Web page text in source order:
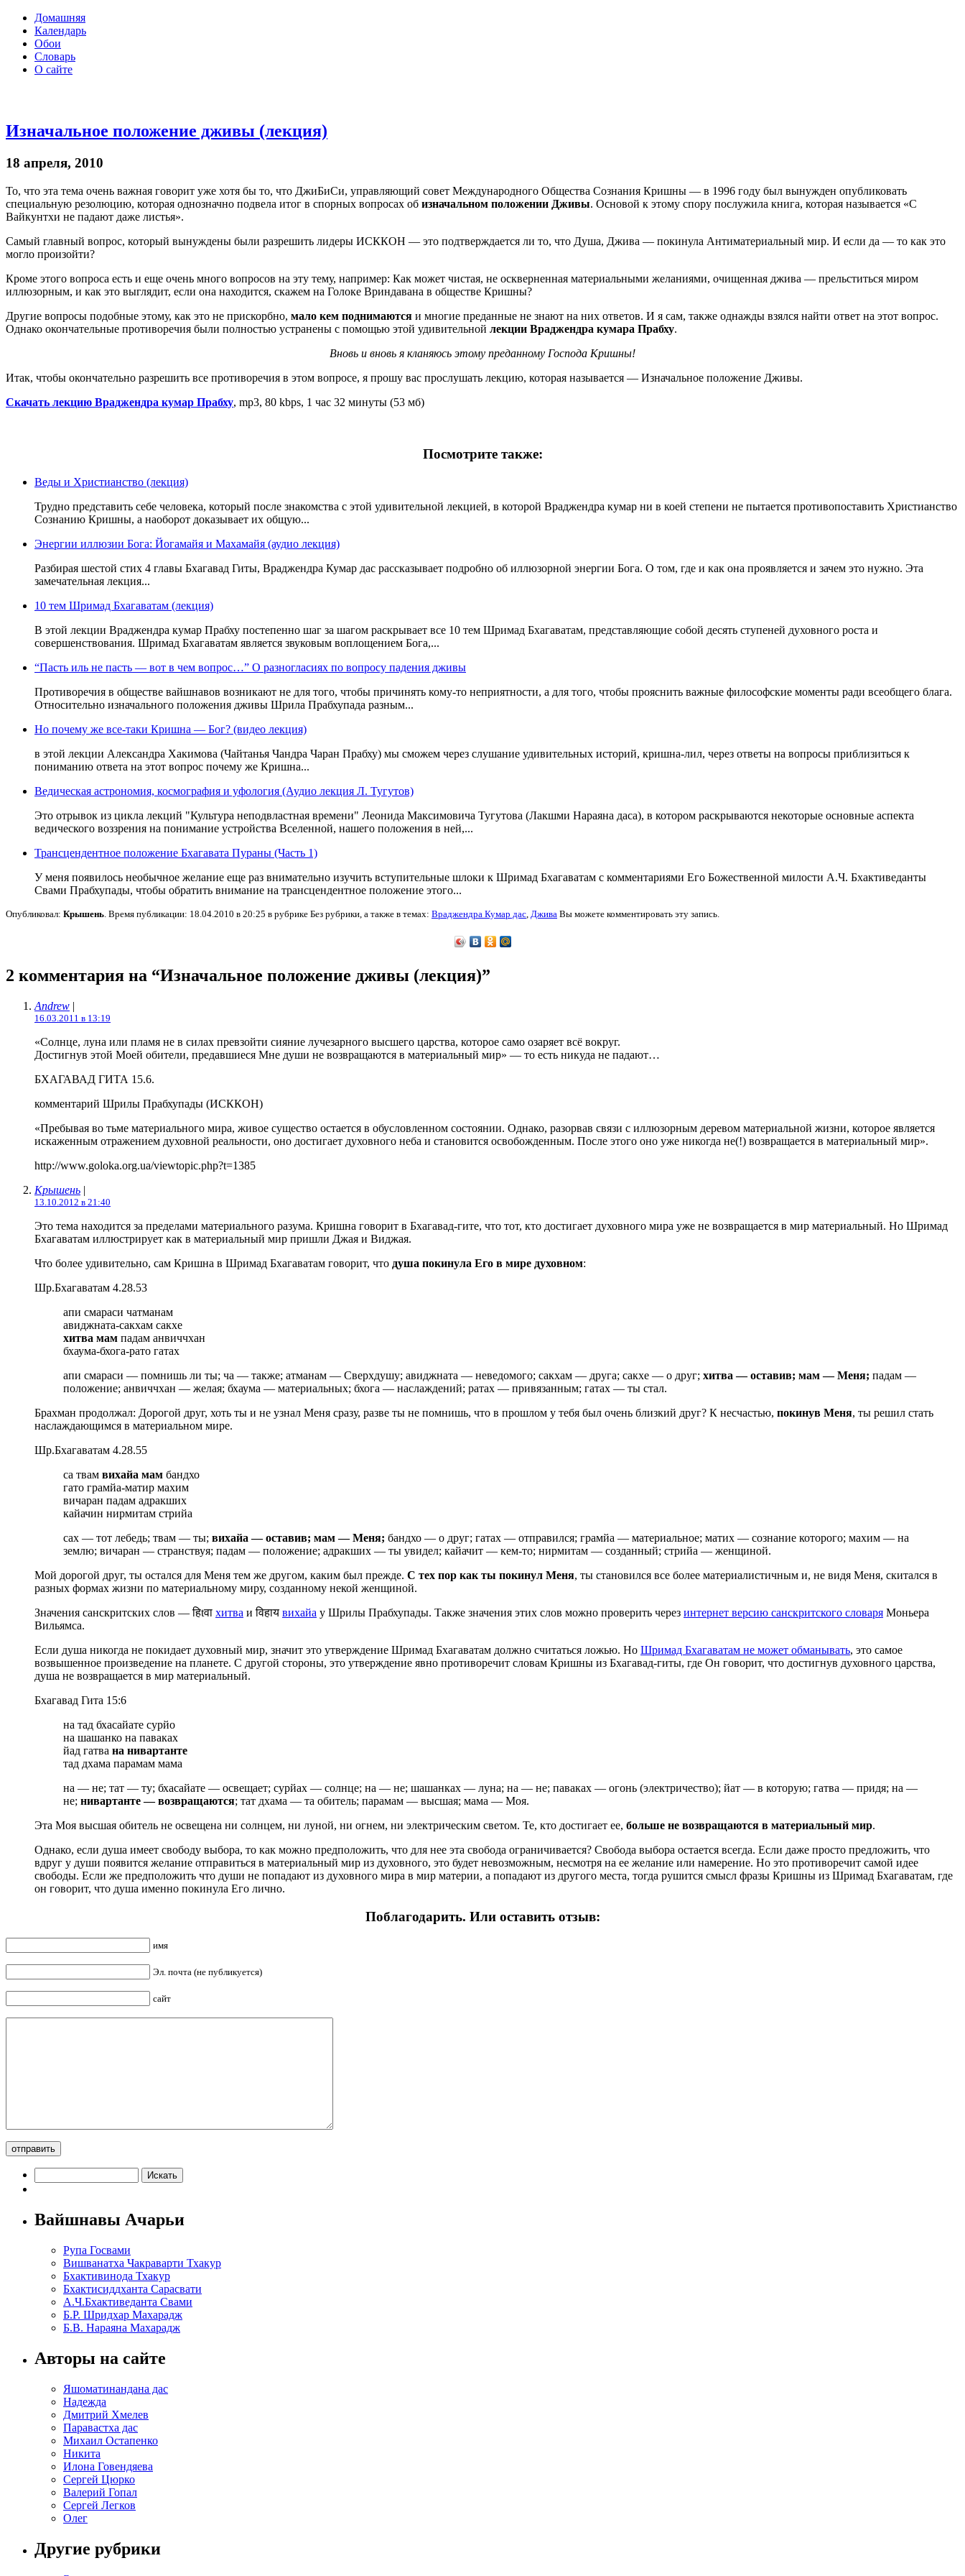
Домашняя
Календарь
Обои
Словарь
О сайте
Изначальное положение дживы (лекция)
18 апреля, 2010
То, что эта тема очень важная говорит уже хотя бы то, что ДжиБиСи, управляющий совет Международного Общества Сознания Кришны — в 1996 году был вынужден опубликовать
специальную резолюцию, которая однозначно подвела итог в спорных вопросах об изначальном положении Дживы. Основой к этому спору послужила книга, которая называется «С
Вайкунтхи не падают даже листья».
Самый главный вопрос, который вынуждены были разрешить лидеры ИСККОН — это подтверждается ли то, что Душа, Джива — покинула Антиматериальный мир. И если да — то как это
могло произойти?
Кроме этого вопроса есть и еще очень много вопросов на эту тему, например: Как может чистая, не оскверненная материальными желаниями, очищенная джива — прельститься миром
иллюзорным, и как это выглядит, если она находится, скажем на Голоке Вриндавана в обществе Кришны?
Другие вопросы подобные этому, как это не прискорбно, мало кем поднимаются и многие преданные не знают на них ответов. И я сам, также однажды взялся найти ответ на этот вопрос.
Однако окончательные противоречия были полностью устранены с помощью этой удивительной лекции Враджендра кумара Прабху.
Вновь и вновь я кланяюсь этому преданному Господа Кришны!
Итак, чтобы окончательно разрешить все противоречия в этом вопросе, я прошу вас прослушать лекцию, которая называется — Изначальное положение Дживы.
Скачать лекцию Враджендра кумар Прабху, mp3, 80 kbps, 1 час 32 минуты (53 мб)
Посмотрите также:
Веды и Христианство (лекция)
Трудно представить себе человека, который после знакомства с этой удивительной лекцией, в которой Враджендра кумар ни в коей степени не пытается противопоставить Христианство
Сознанию Кришны, а наоборот доказывает их общую...
Энергии иллюзии Бога: Йогамайя и Махамайя (аудио лекция)
Разбирая шестой стих 4 главы Бхагавад Гиты, Враджендра Кумар дас рассказывает подробно об иллюзорной энергии Бога. О том, где и как она проявляется и зачем это нужно. Эта
замечательная лекция...
10 тем Шримад Бхагаватам (лекция)
В этой лекции Враджендра кумар Прабху постепенно шаг за шагом раскрывает все 10 тем Шримад Бхагаватам, представляющие собой десять ступеней духовного роста и
совершенствования. Шримад Бхагаватам является звуковым воплощением Бога,...
“Пасть иль не пасть — вот в чем вопрос…” О разногласиях по вопросу падения дживы
Противоречия в обществе вайшнавов возникают не для того, чтобы причинять кому-то неприятности, а для того, чтобы прояснить важные философские моменты ради всеобщего блага.
Относительно изначального положения дживы Шрила Прабхупада разным...
Но почему же все-таки Кришна — Бог? (видео лекция)
в этой лекции Александра Хакимова (Чайтанья Чандра Чаран Прабху) мы сможем через слушание удивительных историй, кришна-лил, через ответы на вопросы приблизиться к
пониманию ответа на этот вопрос почему же Кришна...
Ведическая астрономия, космография и уфология (Аудио лекция Л. Тугутов)
Это отрывок из цикла лекций "Культура неподвластная времени" Леонида Максимовича Тугутова (Лакшми Нараяна даса), в котором раскрываются некоторые основные аспекта
ведического воззрения на понимание устройства Вселенной, нашего положения в ней,...
Трансцендентное положение Бхагавата Пураны (Часть 1)
У меня появилось необычное желание еще раз внимательно изучить вступительные шлоки к Шримад Бхагаватам с комментариями Его Божественной милости А.Ч. Бхактиведанты
Свами Прабхупады, чтобы обратить внимание на трансцендентное положение этого...
Опубликовал: Крышень . Время публикации: 18.04.2010 в 20:25 в рубрике Без рубрики, а также в темах: Враджендра Кумар дас Джива Вы можете комментировать эту запись.
2 комментария на “Изначальное положение дживы (лекция)”
Andrew |
16.03.2011 в 13:19
«Солнце, луна или пламя не в силах превзойти сияние лучезарного высшего царства, которое само озаряет всё вокруг.
Достигнув этой Моей обители, предавшиеся Мне души не возвращаются в материальный мир» — то есть никуда не падают…
БХАГАВАД ГИТА 15.6.
комментарий Шрилы Прабхупады (ИСККОН)
«Пребывая во тьме материального мира, живое существо остается в обусловленном состоянии. Однако, разорвав связи с иллюзорным деревом материальной жизни, которое является
искаженным отражением духовной реальности, оно достигает духовного неба и становится освобожденным. После этого оно уже никогда не(!) возвращается в материальный мир».
http://www.goloka.org.ua/viewtopic.php?t=1385
Крышень |
13.10.2012 в 21:40
Это тема находится за пределами материального разума. Кришна говорит в Бхагавад-гите, что тот, кто достигает духовного мира уже не возвращается в мир материальный. Но Шримад
Бхагаватам иллюстрирует как в материальный мир пришли Джая и Виджая.
Что более удивительно, сам Кришна в Шримад Бхагаватам говорит, что душа покинула Его в мире духовном:
Шр.Бхагаватам 4.28.53
апи смараси чатманам
авиджната-сакхам сакхе
хитва мам падам анвиччхан
бхаума-бхога-рато гатах
апи смараси — помнишь ли ты; ча — также; атманам — Сверхдушу; авиджната — неведомого; сакхам — друга; сакхе — о друг; хитва — оставив; мам — Меня; падам —
положение; анвиччхан — желая; бхаума — материальных; бхога — наслаждений; ратах — привязанным; гатах — ты стал.
Брахман продолжал: Дорогой друг, хоть ты и не узнал Меня сразу, разве ты не помнишь, что в прошлом у тебя был очень близкий друг? К несчастью, покинув Меня, ты решил стать
наслаждающимся в материальном мире.
Шр.Бхагаватам 4.28.55
са твам вихайа мам бандхо
гато грамйа-матир махим
вичаран падам адракших
кайачин нирмитам стрийа
сах — тот лебедь; твам — ты; вихайа — оставив; мам — Меня; бандхо — о друг; гатах — отправился; грамйа — материальное; матих — сознание которого; махим — на
землю; вичаран — странствуя; падам — положение; адракших — ты увидел; кайачит — кем-то; нирмитам — созданный; стрийа — женщиной.
Мой дорогой друг, ты остался для Меня тем же другом, каким был прежде. С тех пор как ты покинул Меня, ты становился все более материалистичным и, не видя Меня, скитался в
разных формах жизни по материальному миру, созданному некой женщиной.
Значения санскритских слов — हिtवा хитва и विहाय вихайа у Шрилы Прабхупады. Также значения этих слов можно проверить через интернет версию санскритского словаря Моньера
Вильямса.
Если душа никогда не покидает духовный мир, значит это утверждение Шримад Бхагаватам должно считаться ложью. Но Шримад Бхагаватам не может обманывать, это самое
возвышенное произведение на планете. С другой стороны, это утверждение явно противоречит словам Кришны из Бхагавад-гиты, где Он говорит, что достигнув духовного царства,
душа не возвращается в мир материальный.
Бхагавад Гита 15:6
на тад бхасайате сурйо
на шашанко на паваках
йад гатва на нивартанте
тад дхама парамам мама
на — не; тат — ту; бхасайате — освещает; сурйах — солнце; на — не; шашанках — луна; на — не; паваках — огонь (электричество); йат — в которую; гатва — придя; на —
не; нивартанте — возвращаются; тат дхама — та обитель; парамам — высшая; мама — Моя.
Эта Моя высшая обитель не освещена ни солнцем, ни луной, ни огнем, ни электрическим светом. Те, кто достигает ее, больше не возвращаются в материальный мир.
Однако, если душа имеет свободу выбора, то как можно предположить, что для нее эта свобода ограничивается? Свобода выбора остается всегда. Если даже просто предложить, что
вдруг у души появится желание отправиться в материальный мир из духовного, это будет невозможным, несмотря на ее желание или намерение. Но это противоречит самой идее
свободы. Если же предположить что души не попадают из духовного мира в мир материи, а попадают из другого места, тогда рушится смысл фразы Кришны из Шримад Бхагаватам, где
он говорит, что душа именно покинула Его лично.
Поблагодарить. Или оставить отзыв:
имя
Эл. почта (не публикуется)
сайт
Вайшнавы Ачарьи
Рупа Госвами
Вишванатха Чакраварти Тхакур
Бхактивинода Тхакур
Бхактисиддханта Сарасвати
А.Ч.Бхактиведанта Свами
Б.Р. Шридхар Махарадж
Б.В. Нараяна Махарадж
Авторы на сайте
Яшоматинандана дас
Надежда
Дмитрий Хмелев
Паравастха дас
Михаил Остапенко
Никита
Илона Говендяева
Сергей Цюрко
Валерий Гопал
Сергей Легков
Олег
Другие рубрики